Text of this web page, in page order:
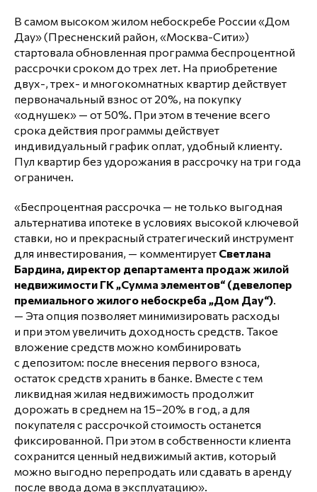
В самом высоком жилом небоскребе России «Дом
Дау» (Пресненский район, «Москва-Сити»)
стартовала обновленная программа беспроцентной
рассрочки сроком до трех лет. На приобретение
двух-, трех- и многокомнатных квартир действует
первоначальный взнос от 20%, на покупку
«однушек» — от 50%. При этом в течение всего
срока действия программы действует
индивидуальный график оплат, удобный клиенту.
Пул квартир без удорожания в рассрочку на три года
ограничен.
«Беспроцентная рассрочка — не только выгодная
альтернатива ипотеке в условиях высокой ключевой
ставки, но и прекрасный стратегический инструмент
для инвестирования, — комментирует Светлана
Бардина, директор департамента продаж жилой
недвижимости ГК „Сумма элементов“ (девелопер
премиального жилого небоскреба „Дом Дау“).
— Эта опция позволяет минимизировать расходы
и при этом увеличить доходность средств. Такое
вложение средств можно комбинировать
с депозитом: после внесения первого взноса,
остаток средств хранить в банке. Вместе с тем
ликвидная жилая недвижимость продолжит
дорожать в среднем на 15−20% в год, а для
покупателя с рассрочкой стоимость останется
фиксированной. При этом в собственности клиента
сохранится ценный недвижимый актив, который
можно выгодно перепродать или сдавать в аренду
после ввода дома в эксплуатацию».